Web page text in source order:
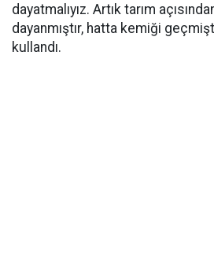
dayatmalıyız. Artık tarım
dayanmıştır, hatta kemiği
kullandı.